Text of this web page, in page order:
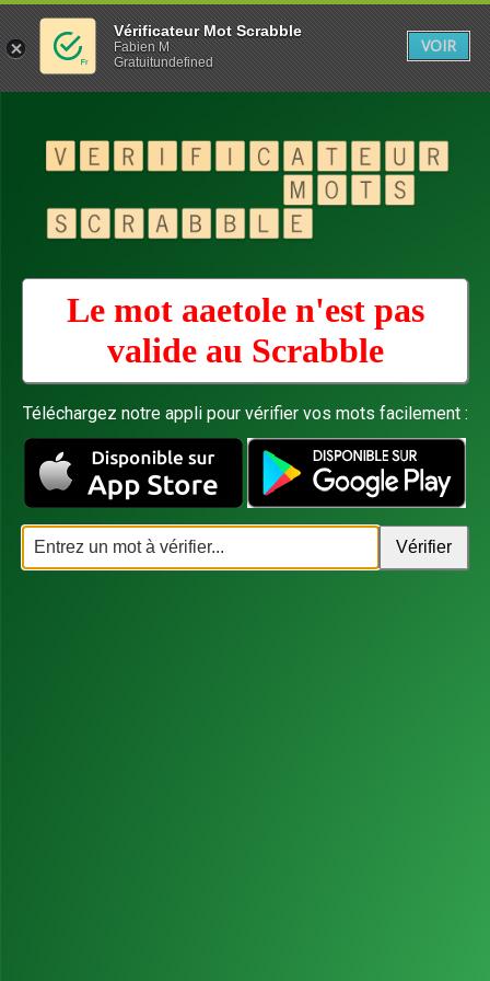
Le mot aaetole n'est pas
valide au Scrabble
Téléchargez notre appli pour vérifier vos mots facilement :
Vérificateur Mot Scrabble
Fabien M
Gratuitundefined
VOIR